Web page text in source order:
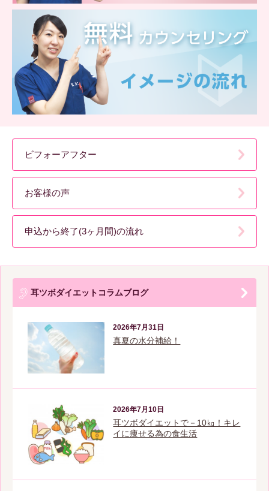
ビフォーアフター
お客様の声
申込から終了(3ヶ月間)の流れ
耳ツボダイエットコラムブログ
2026年7月31日
真夏の水分補給！
2026年7月10日
耳ツボダイエットで－10㎏！キレ
イに痩せる為の食生活